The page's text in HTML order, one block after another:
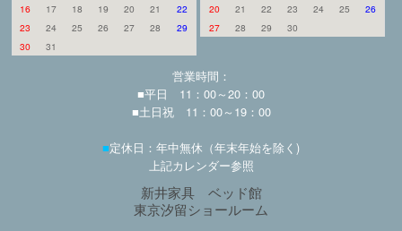
16
17 18 19 20 21
22
23
24 25 26 27 28
29
30
31
20
21 22 23 24 25
26
27
28 29 30
営業時間：
■平日 11：00～20：00
■土日祝 11：00～19：00
■定休日：年中無休（年末年始を除く)
上記カレンダー参照
新井家具 ベッド館
東京汐留ショールーム